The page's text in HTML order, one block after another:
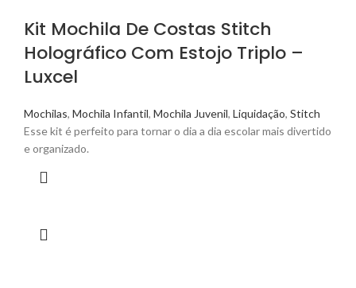
Kit Mochila De Costas Stitch
Holográfico Com Estojo Triplo –
Luxcel
Mochilas, Mochila Infantil, Mochila Juvenil, Liquidação, Stitch
Esse kit é perfeito para tornar o dia a dia escolar mais divertido
e organizado.